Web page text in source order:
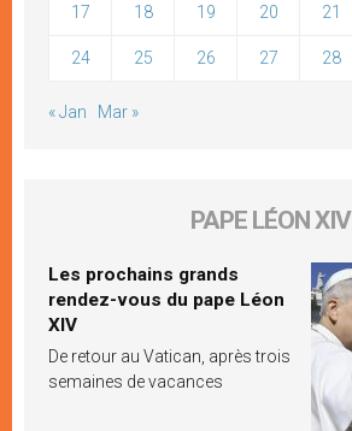
17 18 19 20 21
24 25 26 27 28
« Jan Mar »
PAPE LÉON XIV
Les prochains grands
rendez-vous du pape Léon
XIV
De retour au Vatican, après trois
semaines de vacances